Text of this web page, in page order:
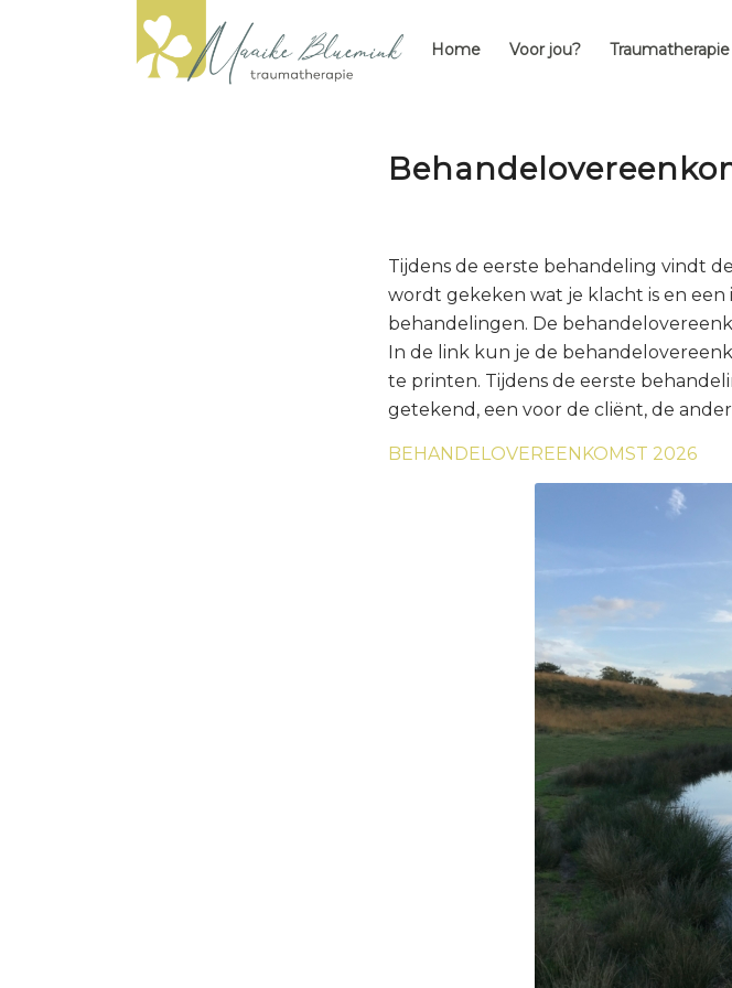
Home Voor jou? Traumatherapie
Tijdens de eerste behandeling vindt
wordt gekeken wat je klacht is en
behandelingen. De
In de link kun je de
te printen. Tijdens de eerste
getekend, een voor de cliënt, de
BEHANDELOVEREENKOMST 2026